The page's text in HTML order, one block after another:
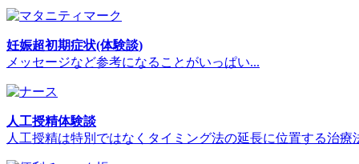
妊娠超初期症状(体験談)
メッセージなど参考になることがいっぱい...
人工授精体験談
人工授精は特別ではなくタイミング法の延長に位置する治療